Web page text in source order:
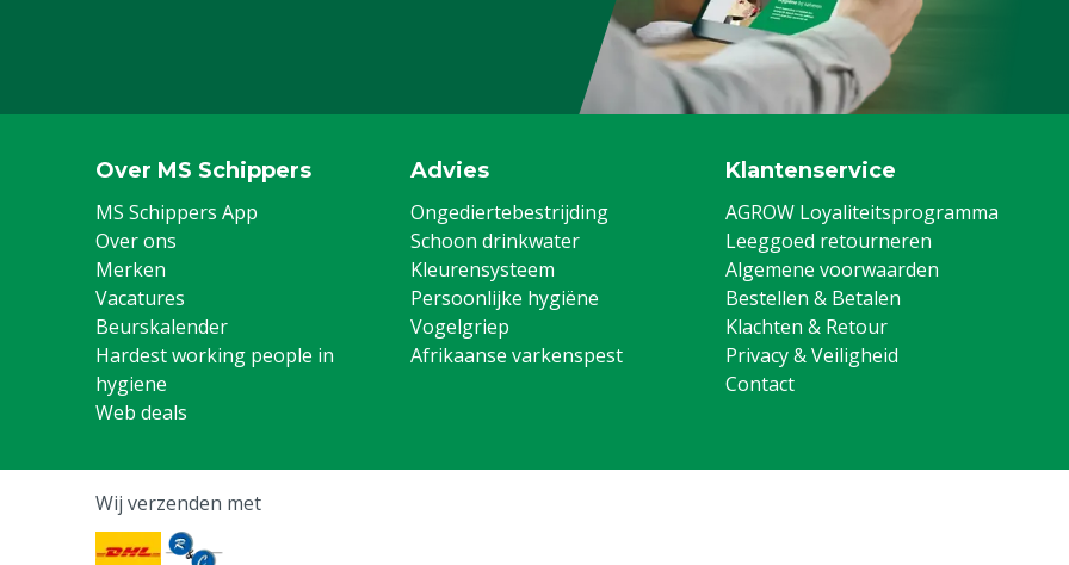
Over MS Schippers
MS Schippers App
Over ons
Merken
Vacatures
Beurskalender
Hardest working people in
hygiene
Web deals
Advies
Ongediertebestrijding
Schoon drinkwater
Kleurensysteem
Persoonlijke hygiëne
Vogelgriep
Afrikaanse varkenspest
Klantenservice
AGROW Loyaliteitsprogramma
Leeggoed retourneren
Algemene voorwaarden
Bestellen & Betalen
Klachten & Retour
Privacy & Veiligheid
Contact
Wij verzenden met